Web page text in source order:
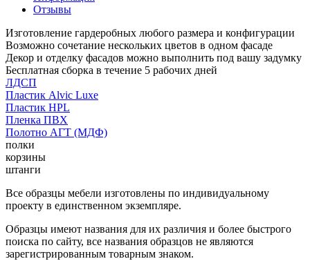
Отзывы
Изготовление гардеробных любого размера и конфигурации
Возможно сочетание нескольких цветов в одном фасаде
Декор и отделку фасадов можно выполнить под вашу задумку
Бесплатная сборка в течение 5 рабочих дней
ЛДСП
Пластик Alvic Luxe
Пластик HPL
Пленка ПВХ
Полотно АГТ (МДФ)
полки
корзины
штанги
Все образцы мебели изготовлены по индивидуальному
проекту в единственном экземпляре.
Образцы имеют названия для их различия и более быстрого
поиска по сайту, все названия образцов не являются
зарегистрированным товарным знаком.